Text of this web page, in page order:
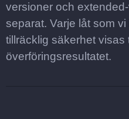
versioner och
separat. Varje låt som
tillräcklig säkerhet visas
överföringsresultatet.